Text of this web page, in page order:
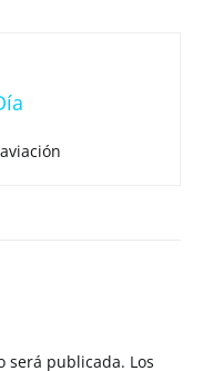
será publicada. Los